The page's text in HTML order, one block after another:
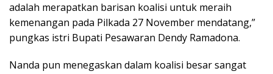
adalah merapatkan barisan koalisi untuk meraih
kemenangan pada Pilkada 27 November mendatang,”
pungkas istri Bupati Pesawaran Dendy Ramadona.
Nanda pun menegaskan dalam koalisi besar sangat